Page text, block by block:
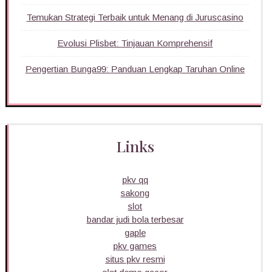
Temukan Strategi Terbaik untuk Menang di Juruscasino
Evolusi Plisbet: Tinjauan Komprehensif
Pengertian Bunga99: Panduan Lengkap Taruhan Online
Links
pkv qq
sakong
slot
bandar judi bola terbesar
gaple
pkv games
situs pkv resmi